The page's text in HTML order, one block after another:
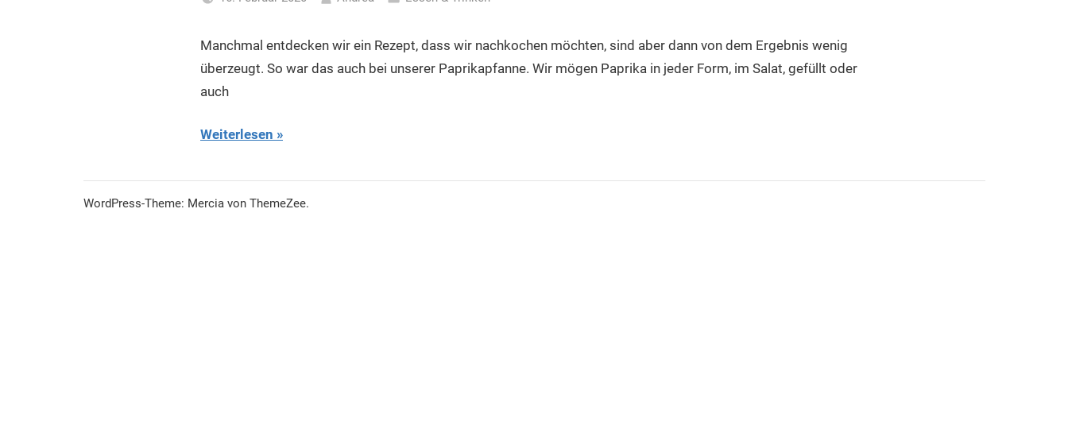
Manchmal entdecken wir ein Rezept, dass wir nachkochen möchten, sind aber dann von dem Ergebnis wenig
überzeugt. So war das auch bei unserer Paprikapfanne. Wir mögen Paprika in jeder Form, im Salat, gefüllt oder
auch
Weiterlesen
WordPress-Theme: Mercia von ThemeZee.